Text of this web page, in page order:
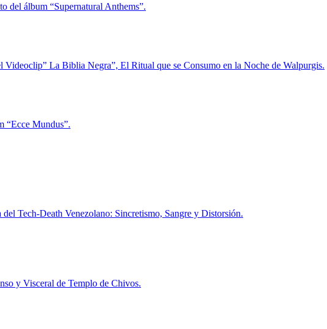
del álbum “Supernatural Anthems”.
La Biblia Negra”, El Ritual que se Consumo en la Noche de Walpurgis.
“Ecce Mundus”.
Tech-Death Venezolano: Sincretismo, Sangre y Distorsión.
y Visceral de Templo de Chivos.